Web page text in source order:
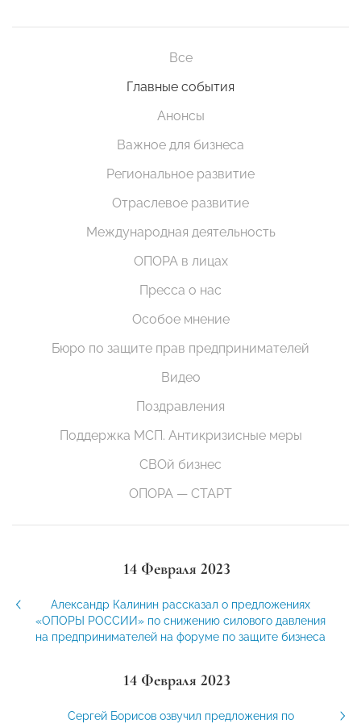
Все
Главные события
Анонсы
Важное для бизнеса
Региональное развитие
Отраслевое развитие
Международная деятельность
ОПОРА в лицах
Пресса о нас
Особое мнение
Бюро по защите прав предпринимателей
Видео
Поздравления
Поддержка МСП. Антикризисные меры
СВОй бизнес
ОПОРА — СТАРТ
14 Февраля 2023
Александр Калинин рассказал о предложениях
«ОПОРЫ РОССИИ» по снижению силового давления
на предпринимателей на форуме по защите бизнеса
14 Февраля 2023
Сергей Борисов озвучил предложения по